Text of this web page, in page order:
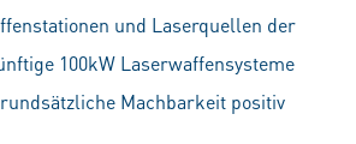
und Laserquellen der
100kW Laserwaffensysteme
Machbarkeit positiv